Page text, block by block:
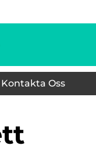
Kontakta Oss